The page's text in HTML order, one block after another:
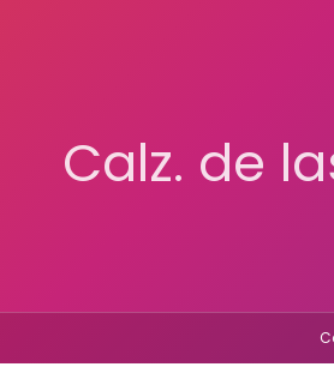
Calz. de